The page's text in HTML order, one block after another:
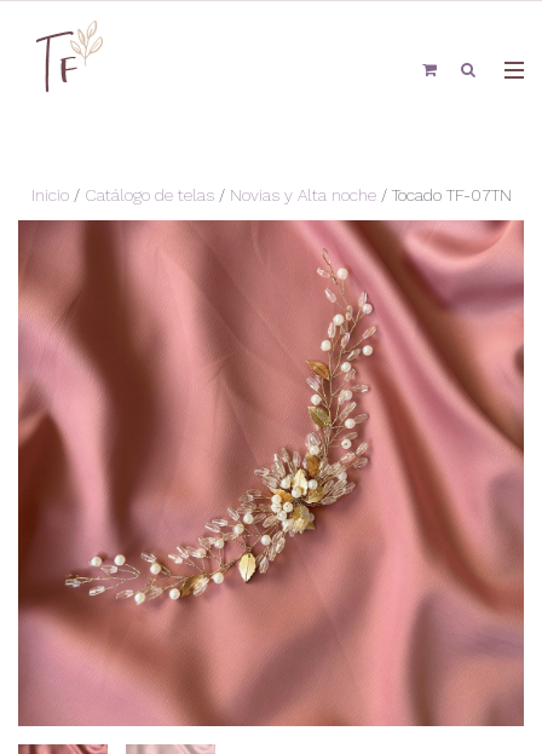
Inicio/ Catálogo de telas/ Novias y Alta noche/ Tocado TF-07TN